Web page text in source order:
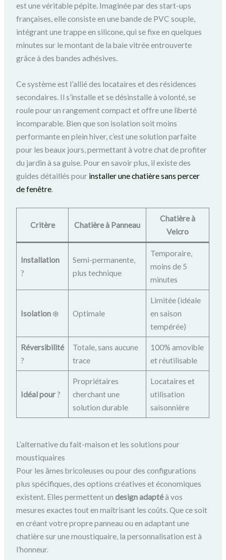
est une véritable pépite. Imaginée par des start-ups
françaises, elle consiste en une bande de PVC souple,
intégrant une trappe en silicone, qui se fixe en quelques
minutes sur le montant de la baie vitrée entrouverte
grâce à des bandes adhésives.
Ce système est l’allié des locataires et des résidences
secondaires. Il s’installe et se désinstalle à volonté, se
roule pour un rangement compact et offre une liberté
incomparable. Bien que son isolation soit moins
performante en plein hiver, c’est une solution parfaite
pour les beaux jours, permettant à votre chat de profiter
du jardin à sa guise. Pour en savoir plus, il existe des
guides détaillés pour installer une chatière sans percer
de fenêtre
Critère Chatière à Panneau
Chatière à
Velcro
Installation
?
Semi-permanente,
plus technique
Temporaire,
moins de 5
minutes
Isolation ❄️ Optimale
Limitée (idéale
en saison
tempérée)
Réversibilité
?
Totale, sans aucune
trace
100% amovible
et réutilisable
Idéal pour?
Propriétaires
cherchant une
solution durable
Locataires et
utilisation
saisonnière
L’alternative du fait-maison et les solutions pour
moustiquaires
Pour les âmes bricoleuses ou pour des configurations
plus spécifiques, des options créatives et économiques
existent. Elles permettent undesign adaptéà vos
mesures exactes tout en maîtrisant les coûts. Que ce soit
en créant votre propre panneau ou en adaptant une
chatière sur une moustiquaire, la personnalisation est à
l’honneur.